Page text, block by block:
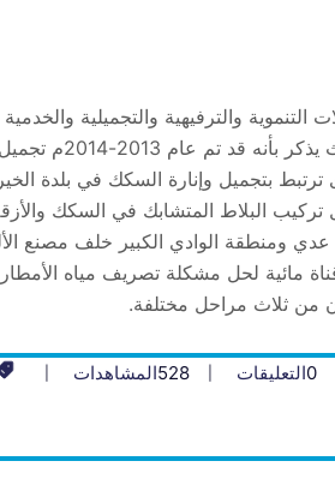
والترفيهية والتجميلية
وإنارة السكك في
بتجميل وإنارة السكك في بلدة
البلاط المتشابك في السكك
ومنطقة الوادي الكبير خلف مصنع
مائية لحل مشكلة تصريف مياه
من ثلاث مراحل مختلفة.
0التعليقات 528المشاهدات